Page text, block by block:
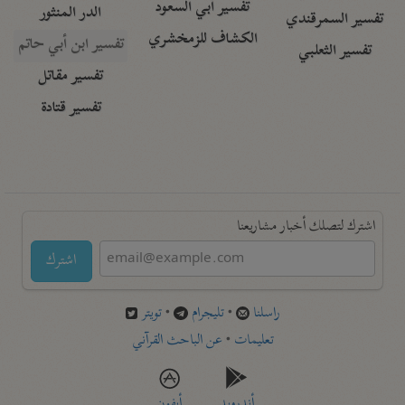
تفسير السمرقندي
تفسير الثعلبي
تفسير أبي السعود
الكشاف للزمخشري
الدر المنثور
تفسير ابن أبي حاتم
تفسير مقاتل
تفسير قتادة
اشترك لتصلك أخبار مشاريعنا
اشترك
راسلنا •تليجرام •تويتر
تعليمات •عن الباحث القرآني